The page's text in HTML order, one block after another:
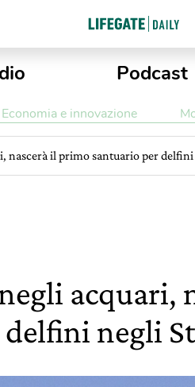
Podcast
Economia e innovazione
nascerà il primo santuario per
acquari,
delfini negli